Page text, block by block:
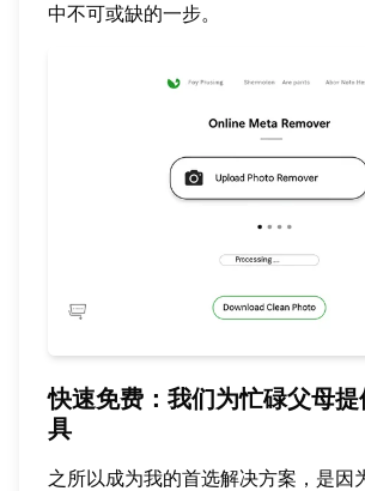
中不可或缺的一步。
快速免费 ：我们为忙碌父母
具
之所以成为我的首选解决方案，是因